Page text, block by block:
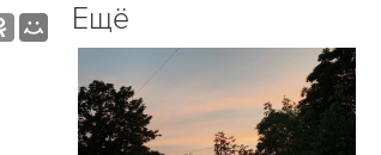
Ещё